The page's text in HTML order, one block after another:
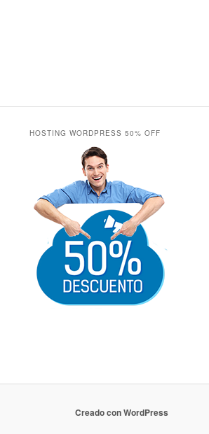
HOSTING WORDPRESS 50% OFF
Creado con WordPress